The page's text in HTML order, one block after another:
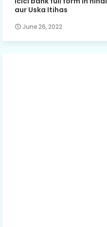
aur Uska Itihas
June 26, 2022